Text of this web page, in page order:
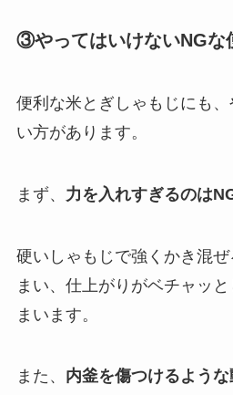
③やってはいけないNGな
便利な米とぎしゃもじにも
い方があります。
まず、 力を入れすぎるのは
硬いしゃもじで強くかき混
まい、仕上がりがベチャッ
まいます。
また、 内釜を傷つけるよう